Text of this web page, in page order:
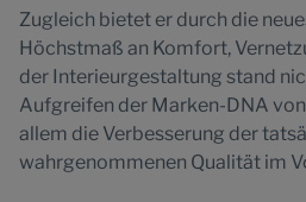
Zugleich bietet er durch die
Höchstmaß an Komfort,
der Interieurgestaltung stand
Aufgreifen der Marken-DNA von
allem die Verbesserung der
wahrgenommenen Qualität im